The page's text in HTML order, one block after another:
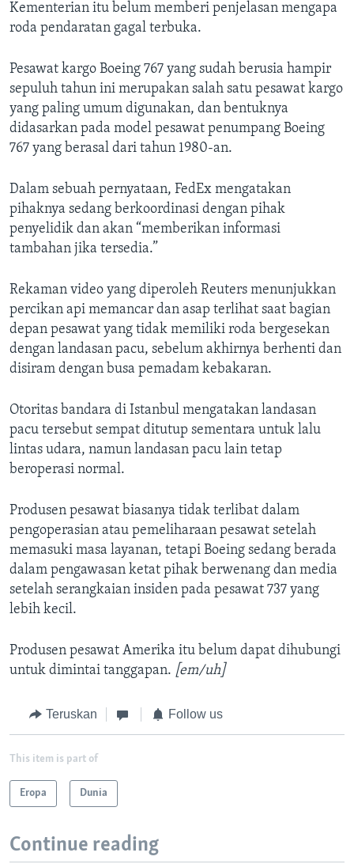
Kementerian itu belum memberi penjelasan mengapa
roda pendaratan gagal terbuka.
Pesawat kargo Boeing 767 yang sudah berusia hampir
sepuluh tahun ini merupakan salah satu pesawat kargo
yang paling umum digunakan, dan bentuknya
didasarkan pada model pesawat penumpang Boeing
767 yang berasal dari tahun 1980-an.
Dalam sebuah pernyataan, FedEx mengatakan
pihaknya sedang berkoordinasi dengan pihak
penyelidik dan akan “memberikan informasi
tambahan jika tersedia.”
Rekaman video yang diperoleh Reuters menunjukkan
percikan api memancar dan asap terlihat saat bagian
depan pesawat yang tidak memiliki roda bergesekan
dengan landasan pacu, sebelum akhirnya berhenti dan
disiram dengan busa pemadam kebakaran.
Otoritas bandara di Istanbul mengatakan landasan
pacu tersebut sempat ditutup sementara untuk lalu
lintas udara, namun landasan pacu lain tetap
beroperasi normal.
Produsen pesawat biasanya tidak terlibat dalam
pengoperasian atau pemeliharaan pesawat setelah
memasuki masa layanan, tetapi Boeing sedang berada
dalam pengawasan ketat pihak berwenang dan media
setelah serangkaian insiden pada pesawat 737 yang
lebih kecil.
Produsen pesawat Amerika itu belum dapat dihubungi
untuk dimintai tanggapan. [em/uh]
Teruskan Follow us
This item is part of
Eropa Dunia
Continue reading